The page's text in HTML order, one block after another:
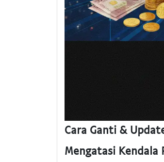
Cara Ganti &
Mengatasi Kendala